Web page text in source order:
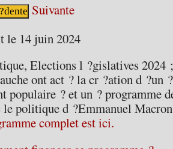
Suivante
le 14 juin 2024
Elections l ?gislatives 2024
ont act ? la cr ?ation d ?un
populaire ? et un ? programme
le politique d ?Emmanuel
complet est ici.